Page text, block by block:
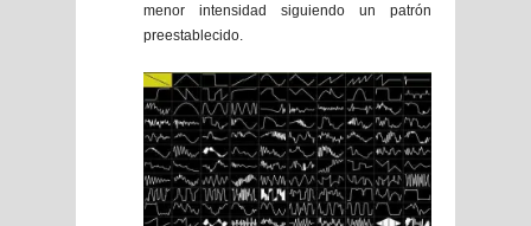
menor intensidad siguiendo un patrón
preestablecido.